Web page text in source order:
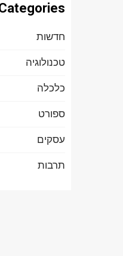
חדשות
טכנולוגיה
כלכלה
ספורט
עסקים
תרבות